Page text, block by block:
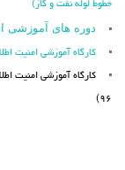
خطوط لوله نفت و گاز)
دوره های آموزشی
کارگاه آموزشی امنیت
کارگاه آموزشی امنیت
۹۶)